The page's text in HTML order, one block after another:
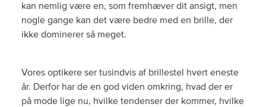
kan nemlig være en, som fremhæver dit ansigt, men
nogle gange kan det være bedre med en brille, der
ikke dominerer så meget.
Vores optikere ser tusindvis af brillestel hvert eneste
år. Derfor har de en god viden omkring, hvad der er
på mode lige nu, hvilke tendenser der kommer, hvilke